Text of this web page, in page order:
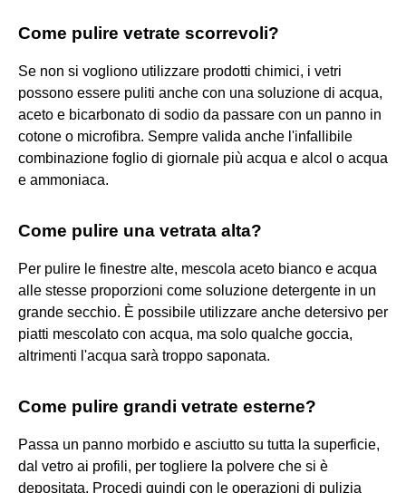
Come pulire vetrate scorrevoli?
Se non si vogliono utilizzare prodotti chimici, i vetri
possono essere puliti anche con una soluzione di acqua,
aceto e bicarbonato di sodio da passare con un panno in
cotone o microfibra. Sempre valida anche l'infallibile
combinazione foglio di giornale più acqua e alcol o acqua
e ammoniaca.
Come pulire una vetrata alta?
Per pulire le finestre alte, mescola aceto bianco e acqua
alle stesse proporzioni come soluzione detergente in un
grande secchio. È possibile utilizzare anche detersivo per
piatti mescolato con acqua, ma solo qualche goccia,
altrimenti l'acqua sarà troppo saponata.
Come pulire grandi vetrate esterne?
Passa un panno morbido e asciutto su tutta la superficie,
dal vetro ai profili, per togliere la polvere che si è
depositata. Procedi quindi con le operazioni di pulizia